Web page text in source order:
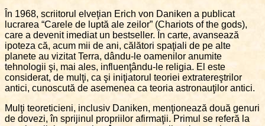
În 1968, scriitorul elveţian Erich von Daniken a publicat
lucrarea “Carele de luptă ale zeilor” (Chariots of the gods),
care a devenit imediat un bestseller. În carte, avansează
ipoteza că, acum mii de ani, călători spaţiali de pe alte
planete au vizitat Terra, dându-le oamenilor anumite
tehnologii şi, mai ales, influenţându-le religia. El este
considerat, de mulţi, ca şi iniţiatorul teoriei extratereştrilor
antici, cunoscută de asemenea ca teoria astronauţilor antici.
Mulţi teoreticieni, inclusiv Daniken, menţionează două genuri
de dovezi, în sprijinul propriilor afirmaţii. Primul se referă la